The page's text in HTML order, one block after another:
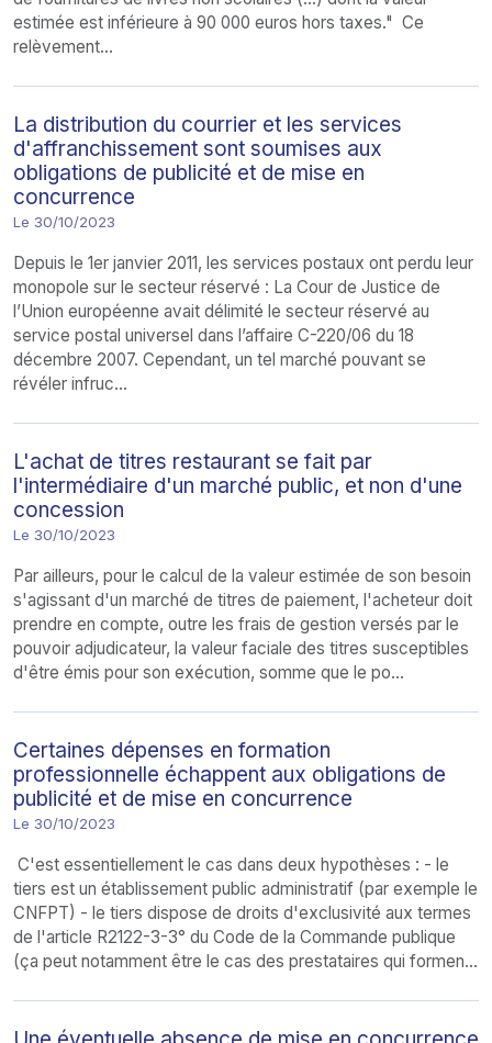
estimée est inférieure à 90 000 euros hors taxes." Ce
relèvement...
La distribution du courrier et les services
d'affranchissement sont soumises aux
obligations de publicité et de mise en
concurrence
Le 30/10/2023
Depuis le 1er janvier 2011, les services postaux ont perdu leur
monopole sur le secteur réservé : La Cour de Justice de
l’Union européenne avait délimité le secteur réservé au
service postal universel dans l’affaire C-220/06 du 18
décembre 2007. Cependant, un tel marché pouvant se
révéler infruc...
L'achat de titres restaurant se fait par
l'intermédiaire d'un marché public, et non d'une
concession
Le 30/10/2023
Par ailleurs, pour le calcul de la valeur estimée de son besoin
s'agissant d'un marché de titres de paiement, l'acheteur doit
prendre en compte, outre les frais de gestion versés par le
pouvoir adjudicateur, la valeur faciale des titres susceptibles
d'être émis pour son exécution, somme que le po...
Certaines dépenses en formation
professionnelle échappent aux obligations de
publicité et de mise en concurrence
Le 30/10/2023
C'est essentiellement le cas dans deux hypothèses : - le
tiers est un établissement public administratif (par exemple le
CNFPT) - le tiers dispose de droits d'exclusivité aux termes
de l'article R2122-3-3° du Code de la Commande publique
(ça peut notamment être le cas des prestataires qui formen...